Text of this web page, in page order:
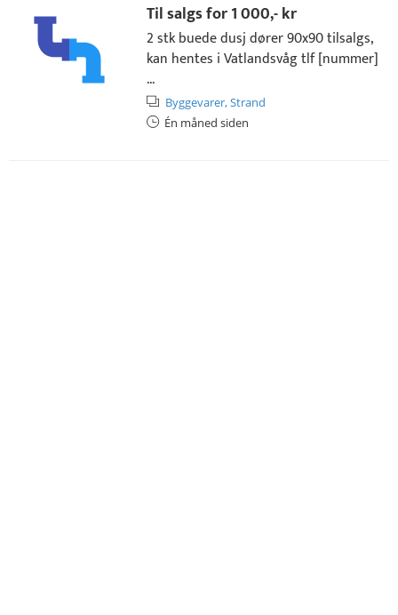
Til salgs for1 000,- kr
2 stk buede dusj dører 90x90 tilsalgs,
kan hentes i Vatlandsvåg tlf [nummer]
...
Byggevarer,Strand
Én måned siden